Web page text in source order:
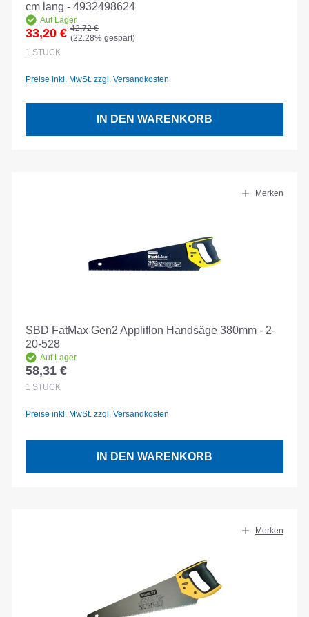
cm lang - 4932498624
Auf Lager
Verkaufspreis:
33,20 € Regulärer Preis:
42,72 €
(22.28% gespart)
1 STÜCK
Preise inkl. MwSt. zzgl. Versandkosten
IN DEN WARENKORB
Merken
SBD FatMax Gen2 Appliflon Handsäge 380mm - 2-
20-528
Auf Lager
Regulärer Preis:
58,31 €
1 STÜCK
Preise inkl. MwSt. zzgl. Versandkosten
IN DEN WARENKORB
Merken